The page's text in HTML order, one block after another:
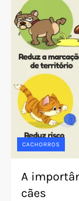
CACHORROS
A
cães